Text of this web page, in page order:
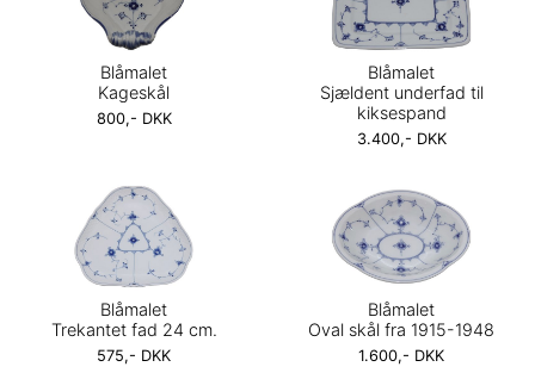
Blåmalet
Kageskål
800,- DKK
Blåmalet
Sjældent underfad til
kiksespand
3.400,- DKK
Blåmalet
Trekantet fad 24 cm.
575,- DKK
Blåmalet
Oval skål fra 1915-1948
1.600,- DKK